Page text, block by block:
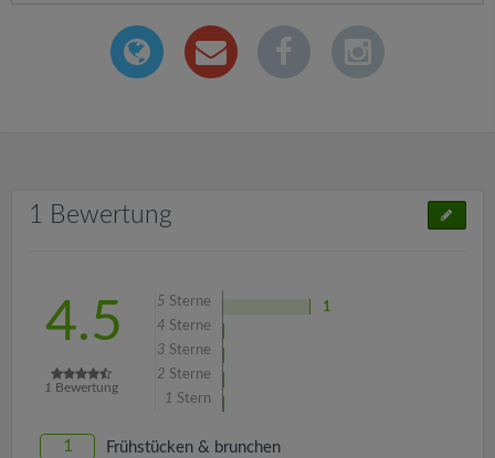
1 Bewertung
4.5
1 Bewertung
5 Sterne
1
4 Sterne
3 Sterne
2 Sterne
1 Stern
1 Frühstücken & brunchen